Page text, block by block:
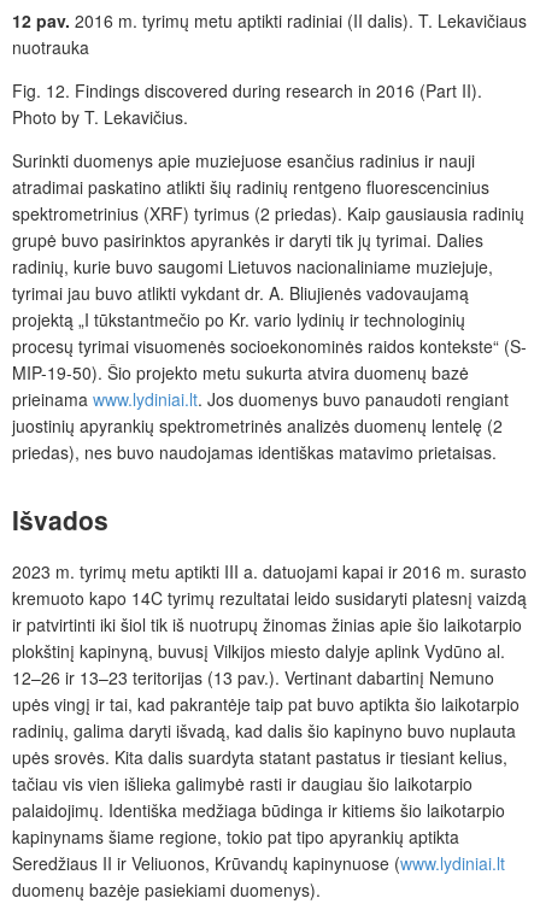
12 pav. 2016 m. tyrimų metu aptikti radiniai (II dalis). T. Lekavičiaus
nuotrauka
Fig. 12. Findings discovered during research in 2016 (Part II).
Photo by T. Lekavičius.
Surinkti duomenys apie muziejuose esančius radinius ir nauji
atradimai paskatino atlikti šių radinių rentgeno fluorescencinius
spektrometrinius (XRF) tyrimus (2 priedas). Kaip gausiausia radinių
grupė buvo pasirinktos apyrankės ir daryti tik jų tyrimai. Dalies
radinių, kurie buvo saugomi Lietuvos nacionaliniame muziejuje,
tyrimai jau buvo atlikti vykdant dr. A. Bliujienės vadovaujamą
projektą „I tūkstantmečio po Kr. vario lydinių ir technologinių
procesų tyrimai visuomenės socioekonominės raidos kontekste“ (S-
MIP-19-50). Šio projekto metu sukurta atvira duomenų bazė
prieinama www.lydiniai.lt. Jos duomenys buvo panaudoti rengiant
juostinių apyrankių spektrometrinės analizės duomenų lentelę (2
priedas), nes buvo naudojamas identiškas matavimo prietaisas.
Išvados
2023 m. tyrimų metu aptikti III a. datuojami kapai ir 2016 m. surasto
kremuoto kapo 14C tyrimų rezultatai leido susidaryti platesnį vaizdą
ir patvirtinti iki šiol tik iš nuotrupų žinomas žinias apie šio laikotarpio
plokštinį kapinyną, buvusį Vilkijos miesto dalyje aplink Vydūno al.
12–26 ir 13–23 teritorijas (13 pav.). Vertinant dabartinį Nemuno
upės vingį ir tai, kad pakrantėje taip pat buvo aptikta šio laikotarpio
radinių, galima daryti išvadą, kad dalis šio kapinyno buvo nuplauta
upės srovės. Kita dalis suardyta statant pastatus ir tiesiant kelius,
tačiau vis vien išlieka galimybė rasti ir daugiau šio laikotarpio
palaidojimų. Identiška medžiaga būdinga ir kitiems šio laikotarpio
kapinynams šiame regione, tokio pat tipo apyrankių aptikta
Seredžiaus II ir Veliuonos, Krūvandų kapinynuose (www.lydiniai.lt
duomenų bazėje pasiekiami duomenys).